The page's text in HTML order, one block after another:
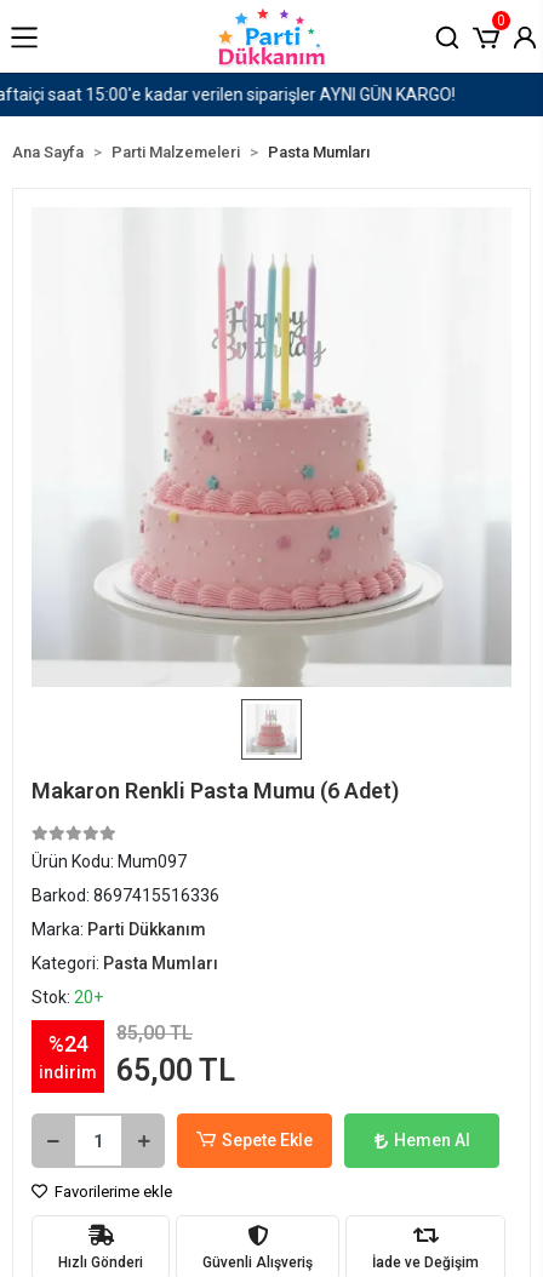
1500 TL ve Üzeri Kargo Ücretsiz!
0
Ana Sayfa Parti Malzemeleri Pasta Mumları
Makaron Renkli Pasta Mumu (6 Adet)
Ürün Kodu: Mum097
Barkod: 8697415516336
Marka: Parti Dükkanım
Kategori: Pasta Mumları
Stok: 20+
%24
indirim
85,00 TL
65,00 TL
Sepete Ekle Hemen Al
Favorilerime ekle
Hızlı Gönderi Güvenli Alışveriş İade ve Değişim